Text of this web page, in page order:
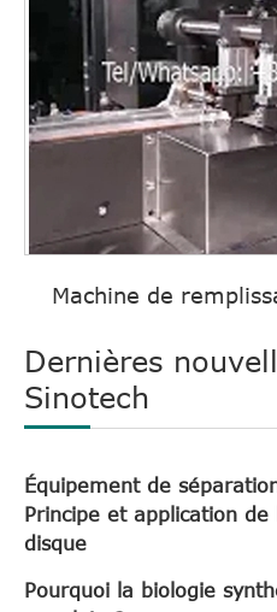
Machine de
Dernières
Sinotech
Équipement de
Principe et application
disque
Pourquoi la biologie